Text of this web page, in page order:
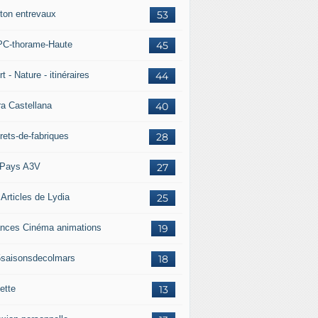
53
entrevaux
45
thorame-Haute
44
- Nature - itinéraires
40
Castellana
28
de-fabriques
27
A3V
25
de Lydia
19
Cinéma animations
18
13